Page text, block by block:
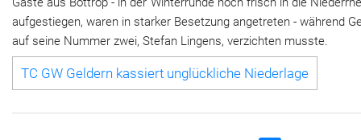
aufgestiegen, waren in starker Besetzung angetreten - während
auf seine Nummer zwei, Stefan Lingens, verzichten musste.
TC GW Geldern kassiert unglückliche Niederlage